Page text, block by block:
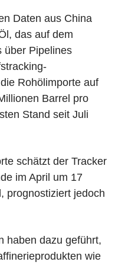
Daten aus China
das auf dem
über Pipelines
Rohölimporte auf
Barrel pro
Stand seit Juli
schätzt der Tracker
im April um 17
prognostiziert jedoch
haben dazu geführt,
wie